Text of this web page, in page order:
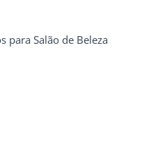
para Salão de Beleza